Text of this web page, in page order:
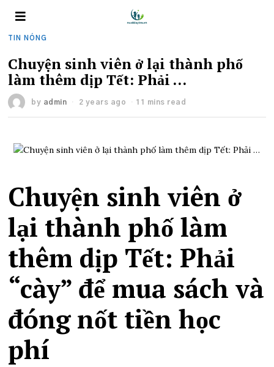
TIN NÓNG
Chuyện sinh viên ở lại thành phố
làm thêm dịp Tết: Phải …
by admin 2 years ago 11 mins read
Chuyện sinh viên ở
lại thành phố làm
thêm dịp Tết: Phải
“cày” để mua sách và
đóng nốt tiền học
phí